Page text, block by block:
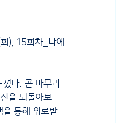
), 15회차_나에
을 되돌아보
통해 위로받